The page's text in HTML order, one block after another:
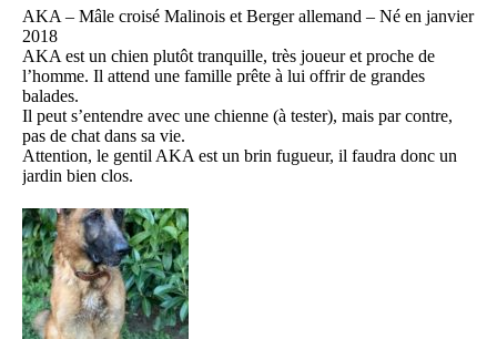
AKA – Mâle croisé Malinois et Berger allemand – Né en janvier
2018
AKA est un chien plutôt tranquille, très joueur et proche de
l’homme. Il attend une famille prête à lui offrir de grandes
balades.
Il peut s’entendre avec une chienne (à tester), mais par contre,
pas de chat dans sa vie.
Attention, le gentil AKA est un brin fugueur, il faudra donc un
jardin bien clos.